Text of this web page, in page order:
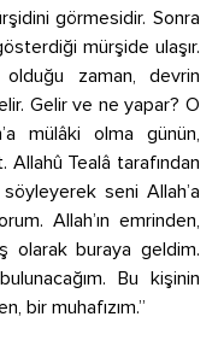
görmesidir. Sonra
mürşide ulaşır.
zaman, devrin
Gelir ve ne yapar? O
mülâki olma günün,
Tealâ tarafından
seni Allah’a
Allah’ın emrinden,
olarak buraya geldim.
Bu kişinin
bir muhafızım.”